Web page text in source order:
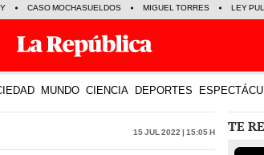
CASO MOCHASUELDOS MIGUEL TORRES LEY
MUNDO CIENCIA DEPORTES
15 Jul 2022 | 15:05 h TE